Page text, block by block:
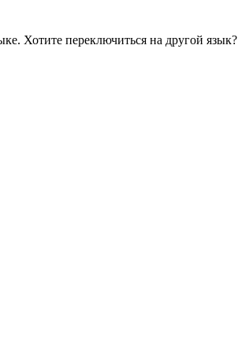
Хотите переключиться на другой язык?